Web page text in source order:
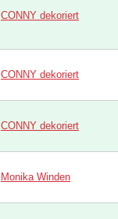
CONNY dekoriert
CONNY dekoriert
CONNY dekoriert
Monika Winden